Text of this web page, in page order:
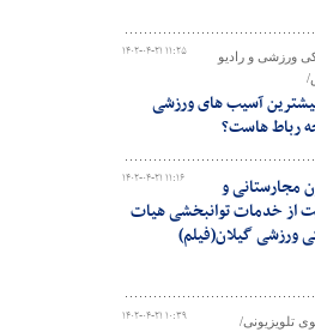
۱۴۰۲-۰۴-۲۱ ۱۱:۲۵
ورزشی و رادیو
آسیب های ورزشی
رباط هاست؟
۱۴۰۲-۰۴-۲۱ ۱۱:۱۶
مجارستانی و
از خدمات توانبخشی هیات
ورزشی گیلان(فیلم)
۱۴۰۲-۰۴-۲۱ ۱۰:۳۹ تلویزیونی/